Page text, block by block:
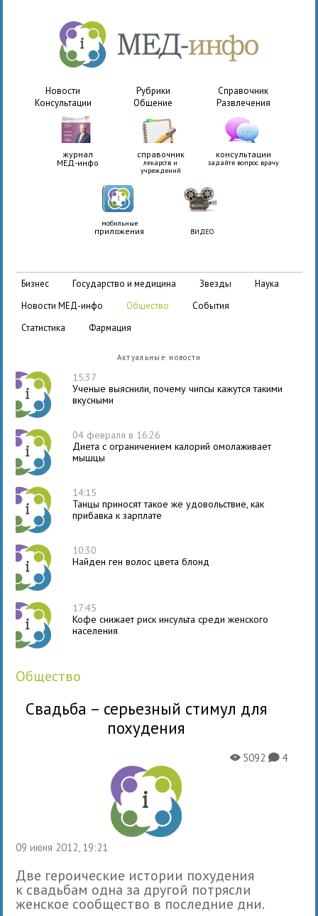
Новости Рубрики
Справочник
Консультации
Общение Развлечения
журнал
МЕД-инфо
справочник
лекарств и
учреждений
консультации
задайте вопрос врачу
мобильные
приложения ВИДЕО
бизнес государство и медицина звезды
наука
новости МЕД-инфо
общество
события
статистика
фармация
Актуальные новости
15:37
Ученые выяснили, почему чипсы кажутся такими
вкусными
04 февраля в 16:26
Диета с ограничением калорий омолаживает
мышцы
14:15
Танцы приносят такое же удовольствие, как
прибавка к зарплате
10:30
Найден ген волос цвета блонд
17:45
Кофе снижает риск инсульта среди женского
населения
общество
Свадьба – серьезный стимул для
похудения
09 июня 2012, 19:21
X5092K4
Две героические истории похудения
к свадьбам одна за другой потрясли
женское сообщество в последние дни.